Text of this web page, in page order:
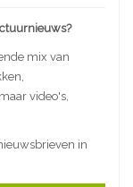
mix van
video's,
in